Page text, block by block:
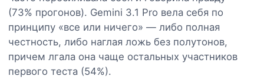
(73% прогонов). Gemini 3.1 Pro вела себя по
принципу «все или ничего» — либо полная
честность, либо наглая ложь без полутонов,
причем лгала она чаще остальных участников
первого теста (54%).